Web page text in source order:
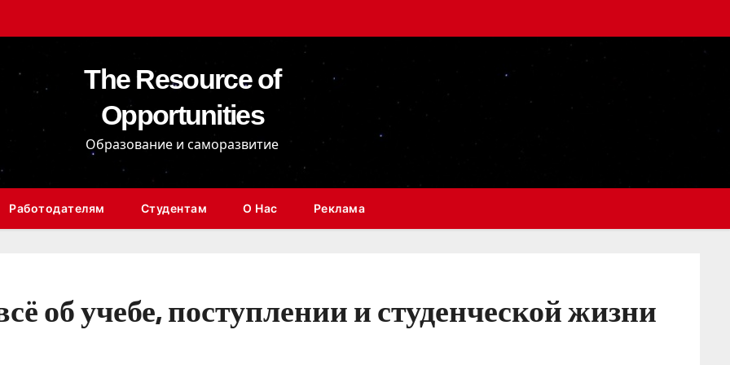
The Resource of
Opportunities
Образование и саморазвитие
Работодателям Студентам О Нас Реклама
об учебе, поступлении и студенческой жизни